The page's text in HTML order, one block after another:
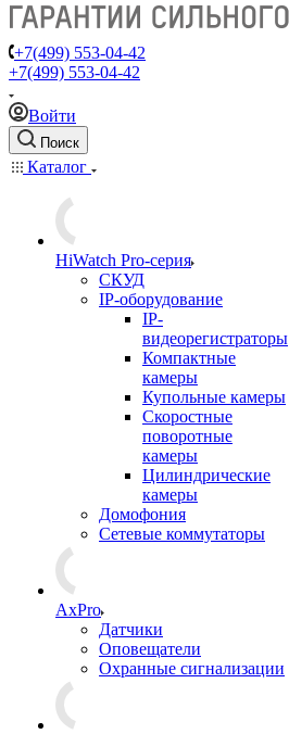
+7(499) 553-04-42
+7(499) 553-04-42
Войти
Поиск
Каталог
HiWatch Pro-серия
CКУД
IP-оборудование
IP-
видеорегистраторы
Компактные
камеры
Купольные камеры
Скоростные
поворотные
камеры
Цилиндрические
камеры
Домофония
Сетевые коммутаторы
AxPro
Датчики
Оповещатели
Охранные сигнализации